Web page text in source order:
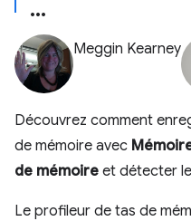
Meggin Kearney
Découvrez comment
de mémoire avec
de mémoire et détecter
Le profileur de tas de